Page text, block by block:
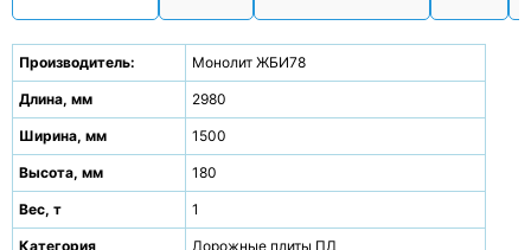
Производитель: Монолит ЖБИ78
Длина, мм 2980
Ширина, мм 1500
Высота, мм 180
Вес, т 1
Категория Дорожные плиты ПД